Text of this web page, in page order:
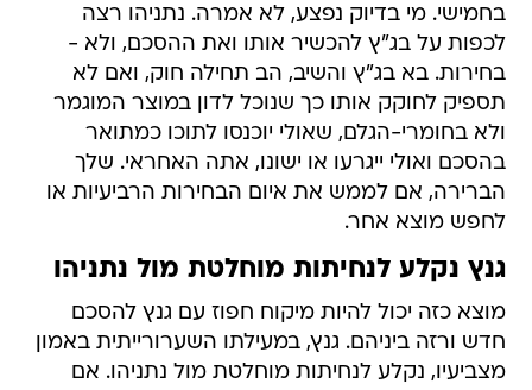
בחמישי. מי בדיוק נפצע, לא אמרה. נתניהו רצה
לכפות על בג"ץ להכשיר אותו ואת ההסכם, ולא -
בחירות. בא בג"ץ והשיב, הב תחילה חוק, ואם לא
תספיק לחוקק אותו כך שנוכל לדון במוצר המוגמר
ולא בחומרי-הגלם, שאולי יוכנסו לתוכו כמתואר
בהסכם ואולי ייגרעו או ישונו, אתה האחראי. שלך
הברירה, אם לממש את איום הבחירות הרביעיות או
לחפש מוצא אחר.
גנץ נקלע לנחיתות מוחלטת מול נתניהו
מוצא כזה יכול להיות מיקוח חפוז עם גנץ להסכם
חדש ורזה ביניהם. גנץ, במעילתו השערורייתית באמון
מצביעיו, נקלע לנחיתות מוחלטת מול נתניהו. אם